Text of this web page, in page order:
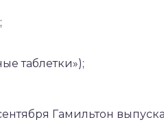
таблетки»);
Гамильтон